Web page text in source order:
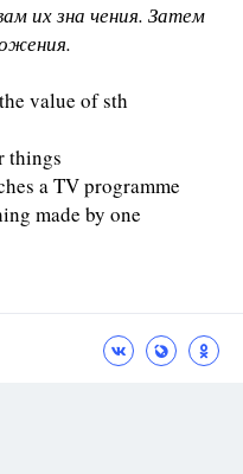
их зна­ чения. Затем
value of sth
a TV programme
made by one